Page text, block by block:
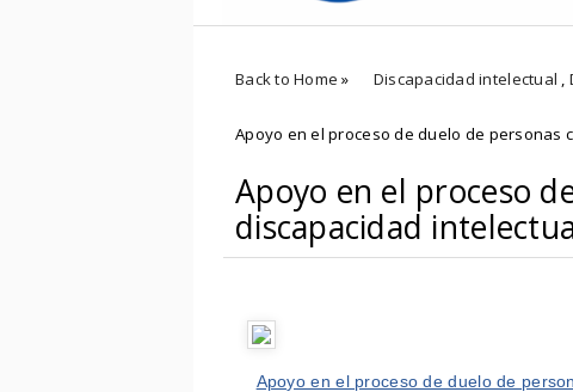
Back to Home » Discapacidad intelectual ,
Apoyo en el proceso de duelo de personas
Apoyo en el proceso
discapacidad
Apoyo en el proceso de duelo de